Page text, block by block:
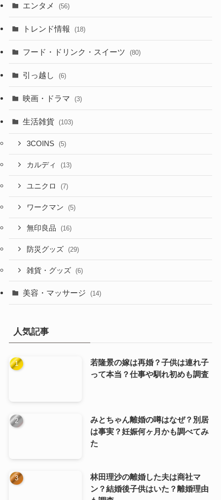
エンタメ (56)
トレンド情報 (18)
フード・ドリンク・スイーツ (80)
引っ越し (6)
映画・ドラマ (3)
生活雑貨 (103)
3COINS (5)
カルディ (13)
ユニクロ (7)
ワークマン (5)
無印良品 (16)
防災グッズ (29)
雑貨・グッズ (6)
美容・マッサージ (14)
人気記事
若隆景の嫁は再婚？子供は連れ子
って本当？仕事や馴れ初めも調査
みとちゃん離婚の噂はなぜ？別居
は事実？妊娠何ヶ月かも調べてみ
た
林田理沙の離婚した夫は商社マ
ン？結婚後子供はいた？離婚理由